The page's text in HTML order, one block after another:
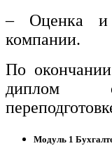
– Оценка и
компании.
По
диплом о
Модуль 1